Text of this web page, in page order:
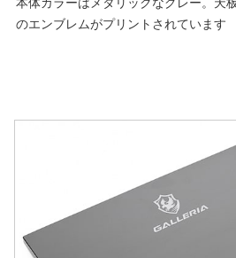
本体カラーはメタリックなグレー。天
のエンブレムがプリントされています